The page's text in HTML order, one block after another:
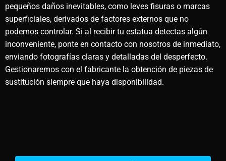
pequeños daños inevitables, como leves fisuras o marcas
superficiales, derivados de factores externos que no
podemos controlar. Si al recibir tu estatua detectas algún
inconveniente, ponte en contacto con nosotros de inmediato,
enviando fotografías claras y detalladas del desperfecto.
Gestionaremos con el fabricante la obtención de piezas de
sustitución siempre que haya disponibilidad.